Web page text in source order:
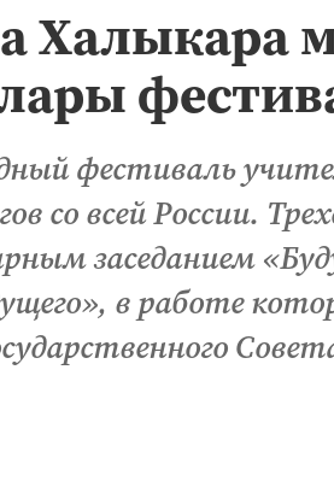
Халыкара
фестиваль
со всей России.
заседанием
в работе